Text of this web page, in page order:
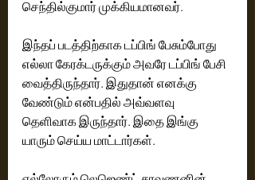
இந்தப் படத்திற்காக டப்பிங் பேசும்போது
எல்லா கேரக்டருக்கும் அவரே டப்பிங் பேசி
வைத்திருந்தார். இதுதான் எனக்கு
வேண்டும் என்பதில் அவ்வளவு
தெளிவாக இருந்தார்.‌ இதை இங்கு